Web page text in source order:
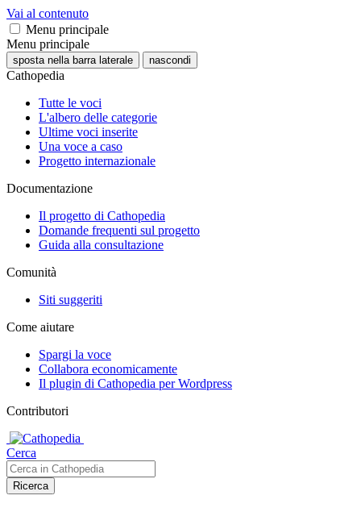
Vai al contenuto
Menu principale
Menu principale
sposta nella barra laterale nascondi
Cathopedia
Tutte le voci
L'albero delle categorie
Ultime voci inserite
Una voce a caso
Progetto internazionale
Documentazione
Il progetto di Cathopedia
Domande frequenti sul progetto
Guida alla consultazione
Comunità
Siti suggeriti
Come aiutare
Spargi la voce
Collabora economicamente
Il plugin di Cathopedia per Wordpress
Contributori
Cerca
Ricerca